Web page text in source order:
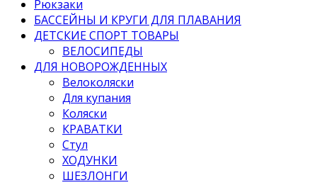
Рюкзаки
БАССЕЙНЫ И КРУГИ ДЛЯ ПЛАВАНИЯ
ДЕТСКИЕ СПОРТ ТОВАРЫ
ВЕЛОСИПЕДЫ
ДЛЯ НОВОРОЖДЕННЫХ
Велоколяски
Для купания
Коляски
КРАВАТКИ
Стул
ХОДУНКИ
ШЕЗЛОНГИ